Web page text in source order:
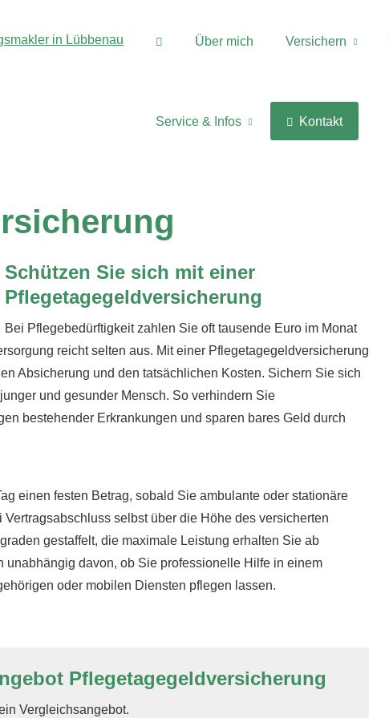
Über mich Versichern
Service & Infos Kontakt
Schützen Sie sich mit einer
Pflegetagegeldversicherung
Bei Pflegebedürftigkeit zahlen Sie oft tausende Euro im Monat
reicht selten aus. Mit einer Pflegetagegeldversicherung
Absicherung und den tatsächlichen Kosten. Sichern Sie sich
und gesunder Mensch. So verhindern Sie
bestehender Erkrankungen und sparen bares Geld durch
einen festen Betrag, sobald Sie ambulante oder stationäre
selbst über die Höhe des versicherten
gestaffelt, die maximale Leistung erhalten Sie ab
unabhängig davon, ob Sie professionelle Hilfe in einem
oder mobilen Diensten pflegen lassen.
Pflegetagegeldversicherung
Vergleichsangebot.